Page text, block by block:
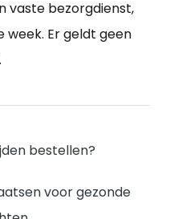
vaste bezorgdienst,
week. Er geldt geen
bestellen?
voor gezonde